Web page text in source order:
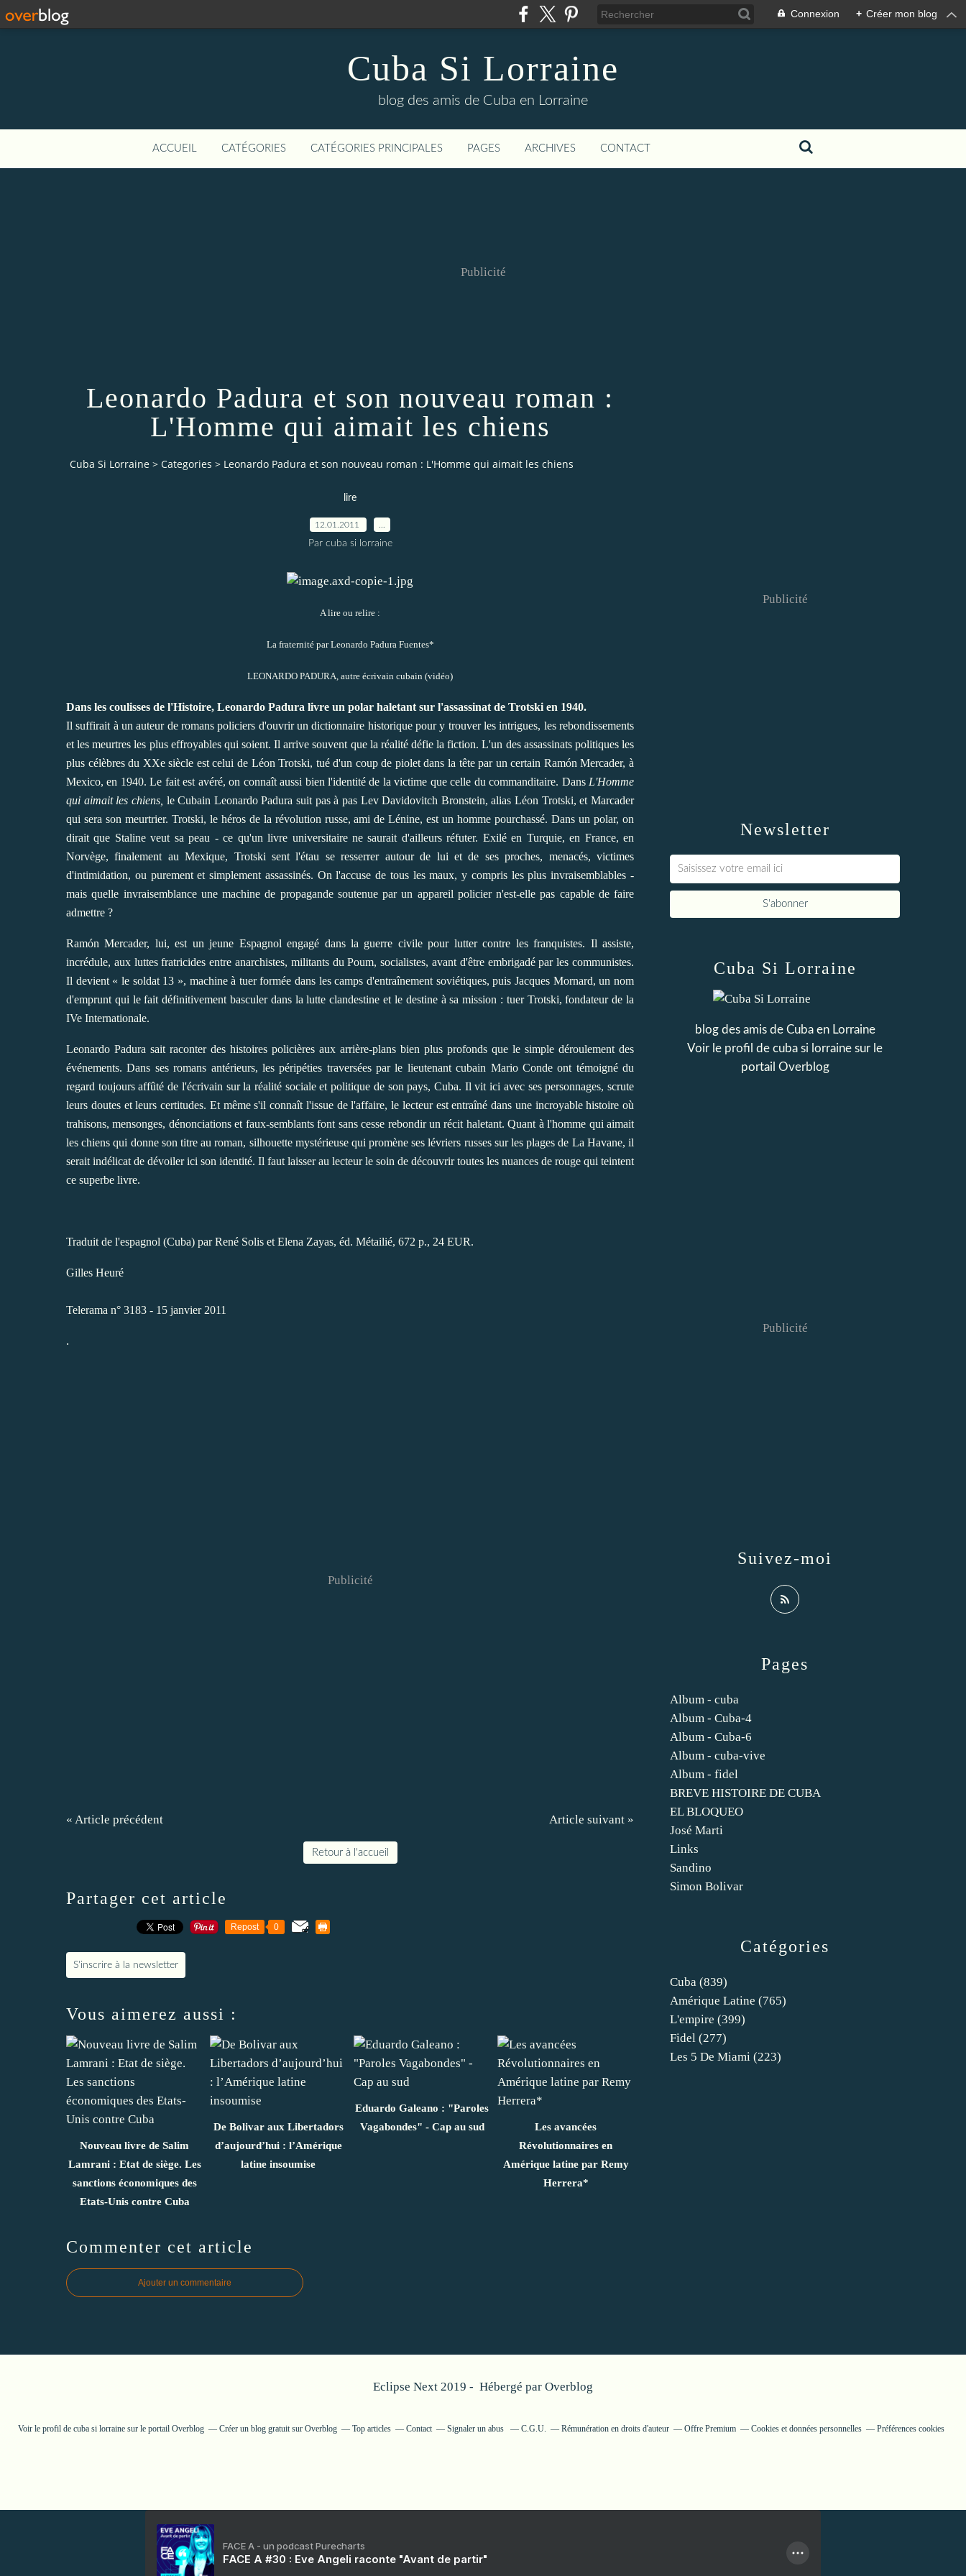
Connexion + Créer mon blog
Cuba Si Lorraine
blog des amis de Cuba en Lorraine
ACCUEIL CATÉGORIES CATÉGORIES PRINCIPALES PAGES ARCHIVES CONTACT
Publicité
Leonardo Padura et son nouveau roman :
L'Homme qui aimait les chiens
Cuba Si Lorraine > Categories > Leonardo Padura et son nouveau roman : L'Homme qui aimait les chiens
lire
12.01.2011
Par cuba si lorraine
A lire ou relire :
La fraternité par Leonardo Padura Fuentes*
LEONARDO PADURA, autre écrivain cubain (vidéo)
Dans les coulisses de l'Histoire, Leonardo Padura livre un polar haletant sur l'assassinat de Trotski en 1940.
Il suffirait à un auteur de romans policiers d'ouvrir un dictionnaire historique pour y trouver les intrigues, les rebondissements
et les meurtres les plus effroyables qui soient. Il arrive souvent que la réalité défie la fiction. L'un des assas­sinats politiques les
plus célèbres du XXe siècle est celui de Léon Trotski, tué d'un coup de piolet dans la tête par un certain Ramón Mercader, à
Mexico, en 1940. Le fait est avéré, on connaît aussi bien l'identité de la victime que celle du commanditaire. Dans L'Homme
qui aimait les chiens, le Cubain Leonardo Padura suit pas à pas Lev Davidovitch Bronstein, alias Léon Trotski, et Marcader
qui sera son meurtrier. Trotski, le héros de la révolution russe, ami de ­Lénine, est un homme pourchassé. Dans un polar, on
dirait que Staline veut sa peau - ce qu'un livre universitaire ne saurait d'ailleurs réfuter. Exilé en Turquie, en France, en
Norvège, finalement au Mexique, Trotski sent l'étau se resserrer autour de lui et de ses proches, menacés, victimes
d'intimidation, ou purement et simplement assassinés. On l'accuse de tous les maux, y compris les plus invraisemblables -
mais quelle invraisemblance une machine de propagande soutenue par un appareil policier n'est-elle pas capable de faire
admettre ?
Ramón Mercader, lui, est un jeune Espagnol engagé dans la guerre civile pour ­lutter contre les franquistes. Il assiste,
incrédule, aux luttes fratricides entre anarchistes, militants du Poum, socialistes, avant d'être embrigadé par les communistes.
Il devient « le soldat 13 », machine à tuer formée dans les camps d'entraînement soviétiques, puis Jacques Mornard, un nom
d'emprunt qui le fait définitivement basculer dans la lutte clandestine et le destine à sa mission : tuer Trotski, fondateur de la
IVe Internationale.
Leonardo Padura sait raconter des histoires policières aux arrière-plans bien plus profonds que le simple déroulement des
événements. Dans ses romans antérieurs, les péripéties traversées par le lieutenant cubain Mario Conde ont témoigné du
regard toujours affûté de l'écrivain sur la réalité sociale et politique de son pays, Cuba. Il vit ici avec ses personnages, scrute
leurs doutes et leurs certitudes. Et même s'il connaît l'issue de l'affaire, le lecteur est entraîné dans une incroyable histoire où
trahisons, mensonges, dénonciations et faux-semblants font sans cesse rebondir un récit haletant. Quant à l'homme qui ­aimait
les chiens qui donne son titre au ­roman, silhouette mystérieuse qui promène ses lévriers russes sur les plages de La Havane, il
serait indélicat de dévoiler ici son identité. Il faut laisser au lecteur le soin de découvrir toutes les nuances de rouge qui teintent
ce superbe livre.
Traduit de l'espagnol (Cuba) par René Solis et Elena Zayas, éd. Métailié, 672 p., 24 EUR.
Gilles Heuré
Telerama n° 3183 - 15 janvier 2011
.
Publicité
« Article précédent Article suivant »
Retour à l'accueil
Partager cet article
Repost 0
S'inscrire à la newsletter
Vous aimerez aussi :
Nouveau livre de Salim
Lamrani : Etat de siège. Les
sanctions économiques des
Etats-Unis contre Cuba
De Bolivar aux Libertadors
d’aujourd’hui : l’Amérique
latine insoumise
Eduardo Galeano : "Paroles
Vagabondes" - Cap au sud
Les avancées
Révolutionnaires en
Amérique latine par Remy
Herrera*
Commenter cet article
Ajouter un commentaire
Newsletter
Publicité
Catégories
Cuba (839)
Amérique Latine (765)
L'empire (399)
Fidel (277)
Les 5 De Miami (223)
Pages
Album - cuba
Album - Cuba-4
Album - Cuba-6
Album - cuba-vive
Album - fidel
BREVE HISTOIRE DE CUBA
EL BLOQUEO
José Marti
Links
Sandino
Simon Bolivar
Cuba Si Lorraine
blog des amis de Cuba en Lorraine
Voir le profil de cuba si lorraine sur le
portail Overblog
Suivez-moi
Publicité
Eclipse Next 2019 - Hébergé par Overblog
Voir le profil de cuba si lorrainesur le portail Overblog Créer un blog gratuit sur Overblog Top articles Contact Signaler un abus C.G.U. Rémunération en droits d'auteur Offre Premium Cookies et données personnelles Préférences cookies
FACE A - un podcast Purecharts
FACE A #30 : Eve Angeli raconte "Avant de partir"